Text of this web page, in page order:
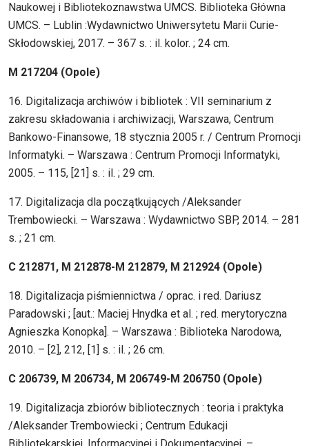
Naukowej i Bibliotekoznawstwa UMCS. Biblioteka Główna
UMCS. – Lublin :Wydawnictwo Uniwersytetu Marii Curie-
Skłodowskiej, 2017. – 367 s. : il. kolor. ; 24 cm.
M 217204 (Opole)
16. Digitalizacja archiwów i bibliotek : VII seminarium z
zakresu składowania i archiwizacji, Warszawa, Centrum
Bankowo-Finansowe, 18 stycznia 2005 r. / Centrum Promocji
Informatyki. – Warszawa : Centrum Promocji Informatyki,
2005. – 115, [21] s. : il. ; 29 cm.
17. Digitalizacja dla początkujących /Aleksander
Trembowiecki. – Warszawa : Wydawnictwo SBP, 2014. – 281
s. ; 21 cm.
C 212871, M 212878-M 212879, M 212924 (Opole)
18. Digitalizacja piśmiennictwa / oprac. i red. Dariusz
Paradowski ; [aut.: Maciej Hnydka et al. ; red. merytoryczna
Agnieszka Konopka]. – Warszawa : Biblioteka Narodowa,
2010. – [2], 212, [1] s. : il. ; 26 cm.
C 206739, M 206734, M 206749-M 206750 (Opole)
19. Digitalizacja zbiorów bibliotecznych : teoria i praktyka
/Aleksander Trembowiecki ; Centrum Edukacji